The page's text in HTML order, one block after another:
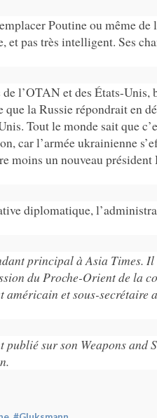
Poutine ou même
et pas très intelligent. Ses
de l’OTAN et des États-Unis,
la Russie répondrait en
Tout le monde sait que
car l’armée ukrainienne
moins un nouveau
diplomatique,
principal à Asia Times.
du Proche-Orient de la
américain et sous-secrétaire
sur son Weapons and